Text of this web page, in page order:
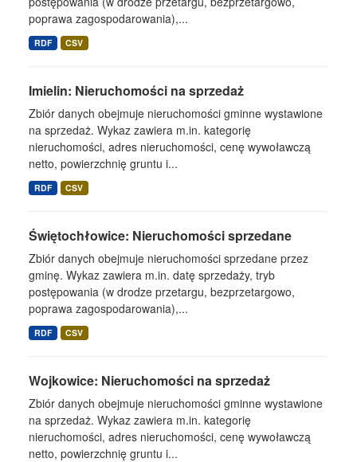
poprawa zagospodarowania),...
RDF CSV
Imielin: Nieruchomości na sprzedaż
Zbiór danych obejmuje nieruchomości gminne wystawione
na sprzedaż. Wykaz zawiera m.in. kategorię
nieruchomości, adres nieruchomości, cenę wywoławczą
netto, powierzchnię gruntu i...
RDF CSV
Świętochłowice: Nieruchomości sprzedane
Zbiór danych obejmuje nieruchomości sprzedane przez
gminę. Wykaz zawiera m.in. datę sprzedaży, tryb
postępowania (w drodze przetargu, bezprzetargowo,
poprawa zagospodarowania),...
RDF CSV
Wojkowice: Nieruchomości na sprzedaż
Zbiór danych obejmuje nieruchomości gminne wystawione
na sprzedaż. Wykaz zawiera m.in. kategorię
nieruchomości, adres nieruchomości, cenę wywoławczą
netto, powierzchnię gruntu i...